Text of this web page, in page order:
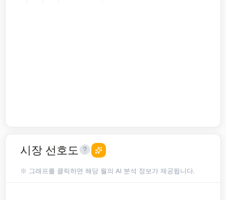
시장 선호도
※ 그래프를 클릭하면 해당 월의 AI 분석 정보가 제공됩니다.